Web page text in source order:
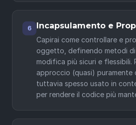
6 Incapsulamento e
Capirai come controllare e
oggetto, definendo metodi
modifica più sicuri e flessibili.
approccio (quasi) puramente
tuttavia spesso usato in
per rendere il codice più